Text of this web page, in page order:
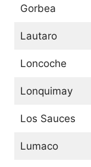
Gorbea
Lautaro
Loncoche
Lonquimay
Los Sauces
Lumaco